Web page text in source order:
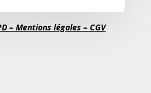
– Mentions légales – CGV